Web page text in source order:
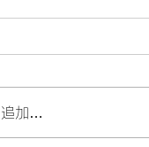
追加…